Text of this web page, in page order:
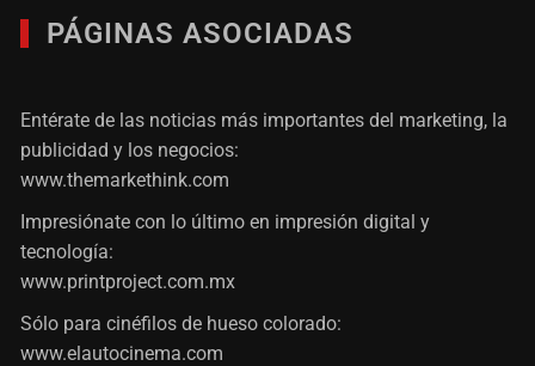
PÁGINAS ASOCIADAS
Entérate de las noticias más importantes del marketing, la
publicidad y los negocios:
www.themarkethink.com
Impresiónate con lo último en impresión digital y
tecnología:
www.printproject.com.mx
Sólo para cinéfilos de hueso colorado:
www.elautocinema.com